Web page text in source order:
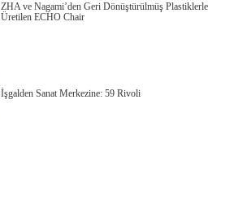
ZHA ve Nagami’den Geri Dönüştürülmüş Plastiklerle
Üretilen ECHO Chair
İşgalden Sanat Merkezine: 59 Rivoli